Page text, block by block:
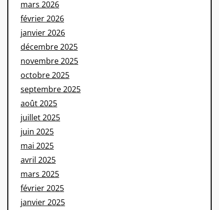
mars 2026
février 2026
janvier 2026
décembre 2025
novembre 2025
octobre 2025
septembre 2025
août 2025
juillet 2025
juin 2025
mai 2025
avril 2025
mars 2025
février 2025
janvier 2025